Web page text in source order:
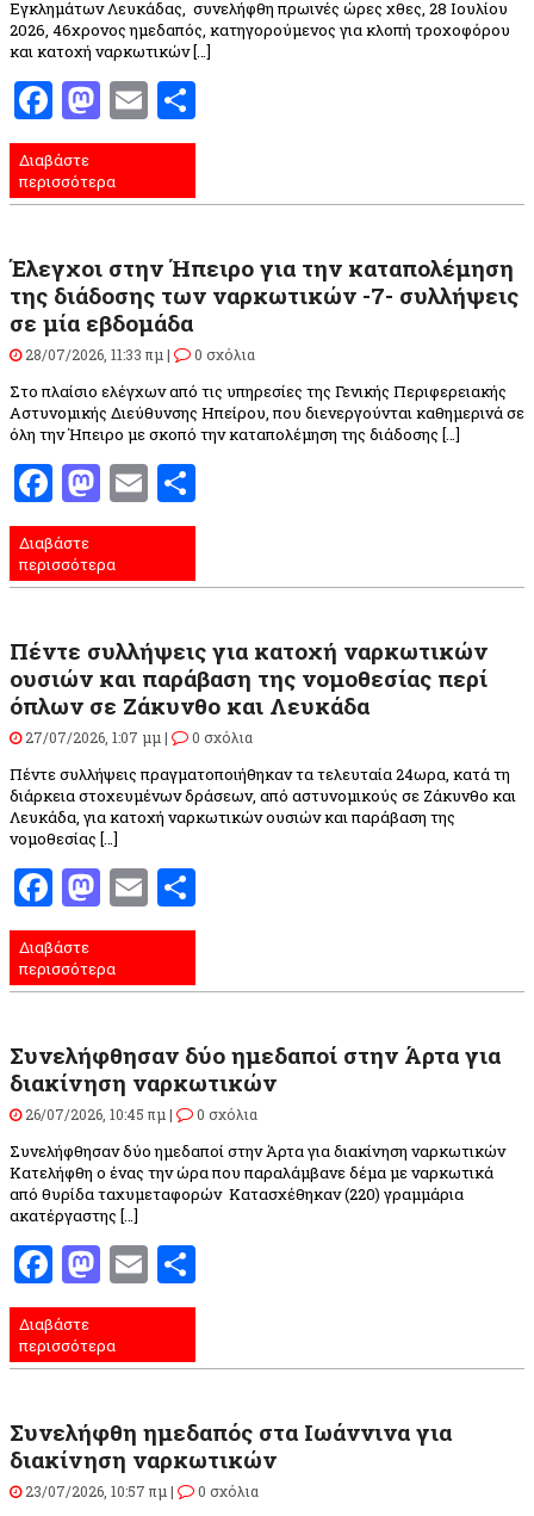
Εγκλημάτων Λευκάδας, συνελήφθη πρωινές ώρες χθες, 28 Ιουλίου
2026, 46χρονος ημεδαπός, κατηγορούμενος για κλοπή τροχοφόρου
και κατοχή ναρκωτικών […]
Facebook
Mastodon
Email
Διαβάστε
περισσότερα
Έλεγχοι στην Ήπειρο για την καταπολέμηση
της διάδοσης των ναρκωτικών -7- συλλήψεις
σε μία εβδομάδα
28/07/2026, 11:33 πμ | 0 σχόλια
Στο πλαίσιο ελέγχων από τις υπηρεσίες της Γενικής Περιφερειακής
Αστυνομικής Διεύθυνσης Ηπείρου, που διενεργούνται καθημερινά σε
όλη την Ήπειρο με σκοπό την καταπολέμηση της διάδοσης […]
Facebook
Mastodon
Email
Διαβάστε
περισσότερα
Πέντε συλλήψεις για κατοχή ναρκωτικών
ουσιών και παράβαση της νομοθεσίας περί
όπλων σε Ζάκυνθο και Λευκάδα
27/07/2026, 1:07 μμ | 0 σχόλια
Πέντε συλλήψεις πραγματοποιήθηκαν τα τελευταία 24ωρα, κατά τη
διάρκεια στοχευμένων δράσεων, από αστυνομικούς σε Ζάκυνθο και
Λευκάδα, για κατοχή ναρκωτικών ουσιών και παράβαση της
νομοθεσίας […]
Facebook
Mastodon
Email
Διαβάστε
περισσότερα
Συνελήφθησαν δύο ημεδαποί στην Άρτα για
διακίνηση ναρκωτικών
26/07/2026, 10:45 πμ | 0 σχόλια
Συνελήφθησαν δύο ημεδαποί στην Άρτα για διακίνηση ναρκωτικών
Κατελήφθη ο ένας την ώρα που παραλάμβανε δέμα με ναρκωτικά
από θυρίδα ταχυμεταφορών Κατασχέθηκαν (220) γραμμάρια
ακατέργαστης […]
Facebook
Mastodon
Email
Διαβάστε
περισσότερα
Συνελήφθη ημεδαπός στα Ιωάννινα για
διακίνηση ναρκωτικών
23/07/2026, 10:57 πμ | 0 σχόλια